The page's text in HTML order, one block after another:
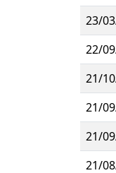
23/
22/
21/
21/
21/
21/